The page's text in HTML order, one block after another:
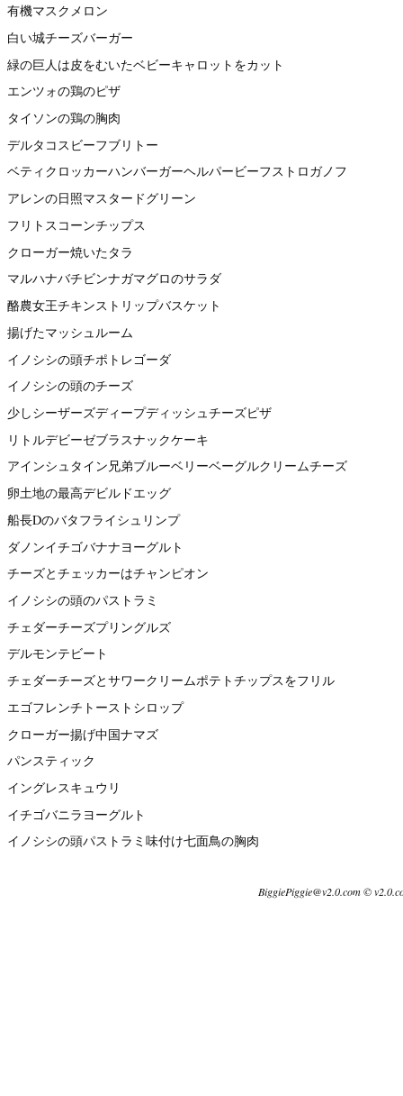
有機マスクメロン
白い城チーズバーガー
緑の巨人は皮をむいたベビーキャロットをカット
エンツォの鶏のピザ
タイソンの鶏の胸肉
デルタコスビーフブリトー
ベティクロッカーハンバーガーヘルパービーフストロガノフ
アレンの日照マスタードグリーン
フリトスコーンチップス
クローガー焼いたタラ
マルハナバチビンナガマグロのサラダ
酪農女王チキンストリップバスケット
揚げたマッシュルーム
イノシシの頭チポトレゴーダ
イノシシの頭のチーズ
少しシーザーズディープディッシュチーズピザ
リトルデビーゼブラスナックケーキ
アインシュタイン兄弟ブルーベリーベーグルクリームチーズ
卵土地の最高デビルドエッグ
船長Dのバタフライシュリンプ
ダノンイチゴバナナヨーグルト
チーズとチェッカーはチャンピオン
イノシシの頭のパストラミ
チェダーチーズプリングルズ
デルモンテビート
チェダーチーズとサワークリームポテトチップスをフリル
エゴフレンチトーストシロップ
クローガー揚げ中国ナマズ
パンスティック
イングレスキュウリ
イチゴバニラヨーグルト
イノシシの頭パストラミ味付け七面鳥の胸肉
BiggiePiggie@v2.0.com ©